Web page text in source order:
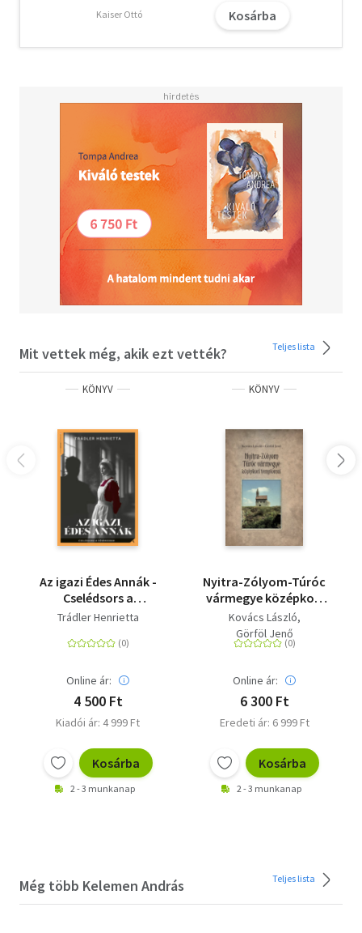
Kaiser Ottó Kosárba
Mit vettek még, akik ezt vették? Teljes lista
KÖNYV
Az igazi Édes Annák -
Cselédsors a
fővárosban
Trádler Henrietta
Online ár:
4 500 Ft
Kiadói ár: 4 999 Ft
Kosárba
2 - 3 munkanap
KÖNYV
Nyitra-Zólyom-Túróc
vármegye középkori
templomai
Kovács László
Görföl Jenő
Online ár:
6 300 Ft
Eredeti ár: 6 999 Ft
Kosárba
2 - 3 munkanap
Még több Kelemen András Teljes lista